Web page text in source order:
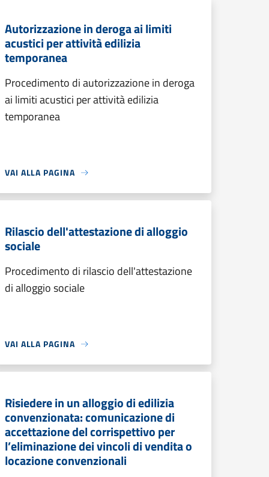
Autorizzazione in deroga ai limiti
acustici per attività edilizia
temporanea
Procedimento di autorizzazione in deroga
ai limiti acustici per attività edilizia
temporanea
VAI ALLA PAGINA
Rilascio dell'attestazione di alloggio
sociale
Procedimento di rilascio dell'attestazione
di alloggio sociale
VAI ALLA PAGINA
Risiedere in un alloggio di edilizia
convenzionata: comunicazione di
accettazione del corrispettivo per
l’eliminazione dei vincoli di vendita o
locazione convenzionali